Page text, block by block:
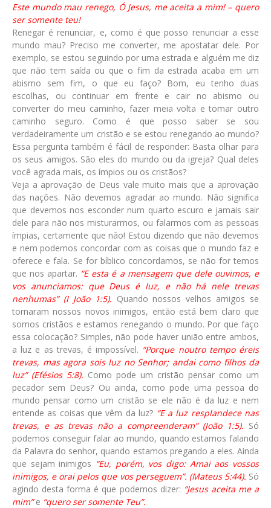
Este mundo mau renego, Ó Jesus, me aceita a mim! – quero
ser somente teu!
Renegar é renunciar, e, como é que posso renunciar a esse
mundo mau? Preciso me converter, me apostatar dele. Por
exemplo, se estou seguindo por uma estrada e alguém me diz
que não tem saída ou que o fim da estrada acaba em um
abismo sem fim, o que eu faço? Bom, eu tenho duas
escolhas, ou continuar em frente e cair no abismo ou
converter do meu caminho, fazer meia volta e tomar outro
caminho seguro. Como é que posso saber se sou
verdadeiramente um cristão e se estou renegando ao mundo?
Essa pergunta também é fácil de responder: Basta olhar para
os seus amigos. São eles do mundo ou da igreja? Qual deles
você agrada mais, os ímpios ou os cristãos?
Veja a aprovação de Deus vale muito mais que a aprovação
das nações. Não devemos agradar ao mundo. Não significa
que devemos nos esconder num quarto escuro e jamais sair
dele para não nos misturarmos, ou falarmos com as pessoas
ímpias, certamente que não! Estou dizendo que não devemos
e nem podemos concordar com as coisas que o mundo faz e
oferece e fala. Se for bíblico concordamos, se não for temos
que nos apartar. “E esta é a mensagem que dele ouvimos, e
vos anunciamos: que Deus é luz, e não há nele trevas
nenhumas” (I João 1:5). Quando nossos velhos amigos se
tornaram nossos novos inimigos, então está bem claro que
somos cristãos e estamos renegando o mundo. Por que faço
essa colocação? Simples, não pode haver união entre ambos,
a luz e as trevas, é impossível. “Porque noutro tempo éreis
trevas, mas agora sois luz no Senhor; andai como filhos da
luz” (Efésios 5:8). Como pode um cristão pensar como um
pecador sem Deus? Ou ainda, como pode uma pessoa do
mundo pensar como um cristão se ele não é da luz e nem
entende as coisas que vêm da luz? “E a luz resplandece nas
trevas, e as trevas não a compreenderam” (João 1:5). Só
podemos conseguir falar ao mundo, quando estamos falando
da Palavra do senhor, quando estamos pregando a eles. Ainda
que sejam inimigos “Eu, porém, vos digo: Amai aos vossos
inimigos, e orai pelos que vos perseguem”. (Mateus 5:44). Só
agindo desta forma é que podemos dizer: “Jesus aceita me a
mim”e “quero ser somente Teu”.